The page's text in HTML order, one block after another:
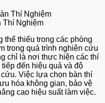
Thí Nghiệm
thể thiếu trong các phòng
trong quá trình nghiên cứu
chỉ là nơi thực hiện các thí
đến hiệu quả và độ
Việc lựa chọn bàn thí
hóa không gian, bảo vệ
cao hiệu suất làm việc.